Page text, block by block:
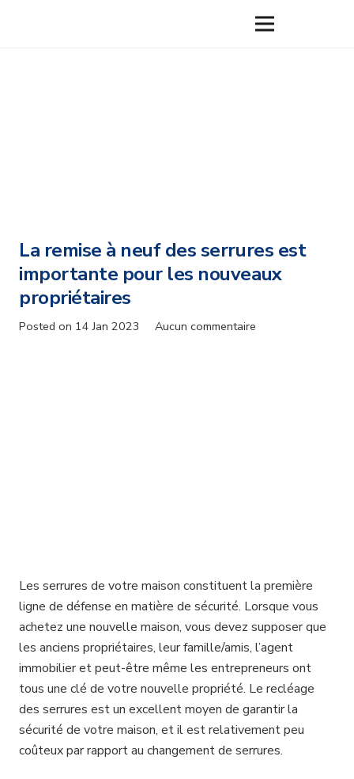
La remise à neuf des serrures est
importante pour les nouveaux
propriétaires
Posted on 14 Jan 2023 Aucun commentaire
Les serrures de votre maison constituent la première
ligne de défense en matière de sécurité. Lorsque vous
achetez une nouvelle maison, vous devez supposer que
les anciens propriétaires, leur famille/amis, l’agent
immobilier et peut-être même les entrepreneurs ont
tous une clé de votre nouvelle propriété. Le recléage
des serrures est un excellent moyen de garantir la
sécurité de votre maison, et il est relativement peu
coûteux par rapport au changement de serrures.